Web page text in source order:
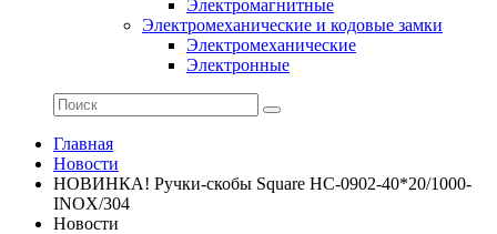
Электромагнитные
Электромеханические и кодовые замки
Электромеханические
Электронные
Главная
Новости
НОВИНКА! Ручки-скобы Square HC-0902-40*20/1000-
INOX/304
Новости